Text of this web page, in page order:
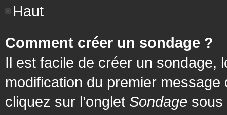
Haut
Comment créer un sondage ?
Il est facile de créer un sondage,
modification du premier
cliquez sur l’onglet Sondage sous